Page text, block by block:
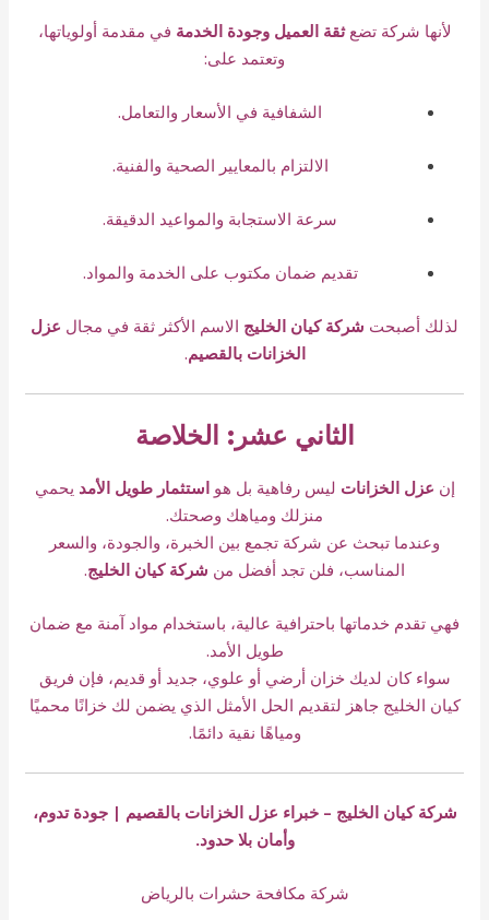
لأنها شركة تضعثقة العميل وجودة الخدمة في مقدمة أولوياتها،
وتعتمد على:
الشفافية في الأسعار والتعامل.
الالتزام بالمعايير الصحية والفنية.
سرعة الاستجابة والمواعيد الدقيقة.
تقديم ضمان مكتوب على الخدمة والمواد.
لذلك أصبحت شركة كيان الخليج الاسم الأكثر ثقة في مجال عزل
الخزانات بالقصيم.
الثاني عشر: الخلاصة
إن عزل الخزانات ليس رفاهية بل هواستثمار طويل الأمد يحمي
منزلك ومياهك وصحتك.
وعندما تبحث عن شركة تجمع بين الخبرة، والجودة، والسعر
المناسب، فلن تجد أفضل من شركة كيان الخليج.
فهي تقدم خدماتها باحترافية عالية، باستخدام مواد آمنة مع ضمان
طويل الأمد.
سواء كان لديك خزان أرضي أو علوي، جديد أو قديم، فإن فريق
كيان الخليج جاهز لتقديم الحل الأمثل الذي يضمن لك خزانًا محميًا
ومياهًا نقية دائمًا.
شركة كيان الخليج – خبراء عزل الخزانات بالقصيم | جودة تدوم،
وأمان بلا حدود.
شركة مكافحة حشرات بالرياض